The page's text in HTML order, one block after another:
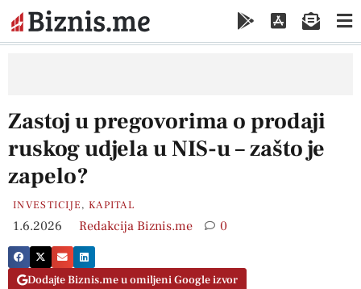
Zastoj u pregovorima o prodaji
ruskog udjela u NIS-u – zašto je
zapelo?
INVESTICIJE, KAPITAL
1.6.2026 Redakcija Biznis.me 0
Dodajte Biznis.me u omiljeni Google izvor